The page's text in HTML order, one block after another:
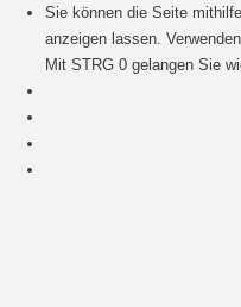
Sie können die Seite
anzeigen lassen.
Mit STRG 0 gelangen Sie